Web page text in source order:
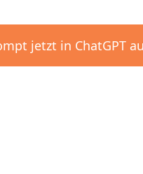
jetzt in ChatGPT